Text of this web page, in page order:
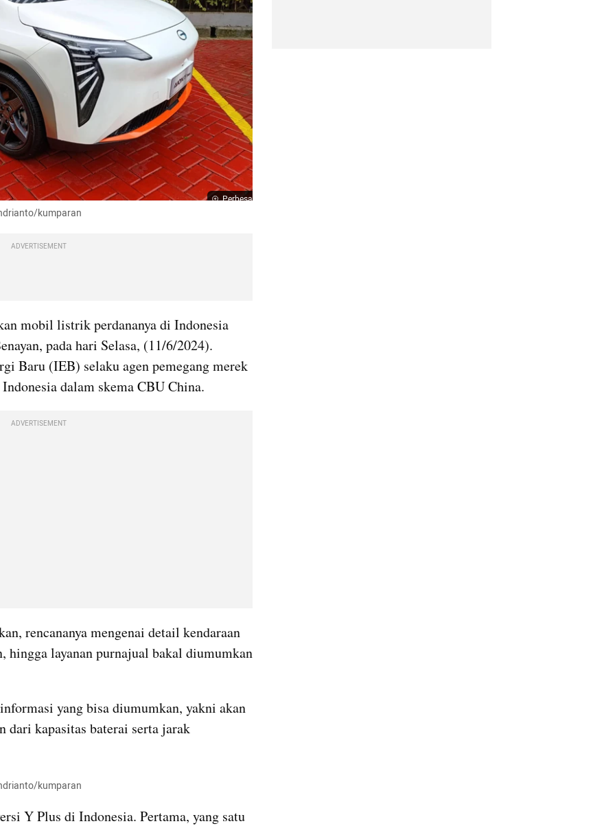
Perbesar
kumparan
ADVERTISEMENT
mobil listrik perdananya di Indonesia
pada hari Selasa, (11/6/2024).
Baru (IEB) selaku agen pemegang merek
dalam skema CBU China.
ADVERTISEMENT
rencananya mengenai detail kendaraan
hingga layanan purnajual bakal diumumkan
yang bisa diumumkan, yakni akan
dari kapasitas baterai serta jarak
kumparan
Y Plus di Indonesia. Pertama, yang satu